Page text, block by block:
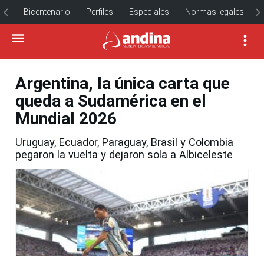
Bicentenario Perfiles Especiales Normas legales
Argentina, la única carta que
queda a Sudamérica en el
Mundial 2026
Uruguay, Ecuador, Paraguay, Brasil y Colombia
pegaron la vuelta y dejaron sola a Albiceleste